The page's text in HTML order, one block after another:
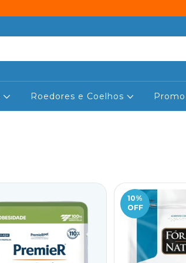
Roedores e Coelhos
10%
OFF